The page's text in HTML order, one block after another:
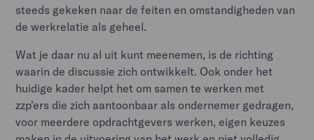
steeds gekeken naar de feiten en omstandigheden van
de werkrelatie als geheel.
Wat je daar nu al uit kunt meenemen, is de richting
waarin de discussie zich ontwikkelt. Ook onder het
huidige kader helpt het om samen te werken met
zzp'ers die zich aantoonbaar als ondernemer gedragen,
voor meerdere opdrachtgevers werken, eigen keuzes